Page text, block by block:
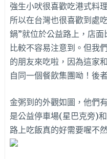
強生小吠很喜歡吃港式料
所以在台灣也很喜歡到處
鍋”就位於公益路上，店
比較不容易注意到。但我
的朋友來吃啦，因為這家
自同一個餐飲集團呦！後
金粥到的外觀如圖，他們
是公益停車場(星巴克旁)
路上吃飯真的好需要喔不